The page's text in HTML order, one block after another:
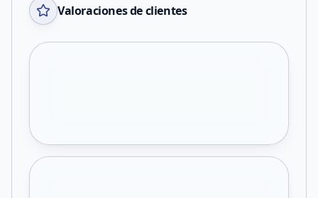
Valoraciones de clientes